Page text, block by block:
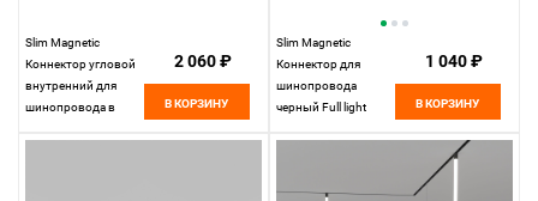
Slim Magnetic
Коннектор угловой
внутренний для
шинопровода в
2 060 ₽
В КОРЗИНУ
Slim Magnetic
Коннектор для
шинопровода
черный Full light
1 040 ₽
В КОРЗИНУ